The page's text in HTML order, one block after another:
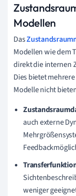
Modellen
Das
Modellen wie dem
direkt die internen
Dies bietet
Modelle nicht
auch externe
weniger